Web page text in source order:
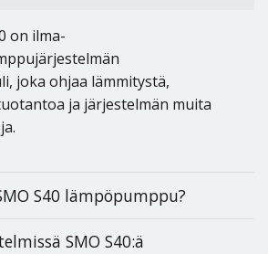
on ilma-
joka ohjaa lämmitystä,
ja järjestelmän muita
S40 lämpöpumppu?
SMO S40:ä